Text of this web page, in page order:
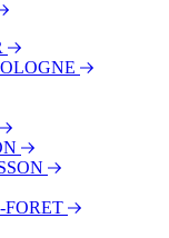
FORET